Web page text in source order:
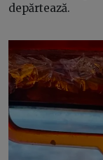
depărtează.